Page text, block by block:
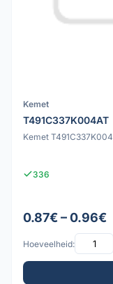
Kemet
T491C337K004AT
Kemet
336
0.87€ – 0.96€
Hoeveelheid: